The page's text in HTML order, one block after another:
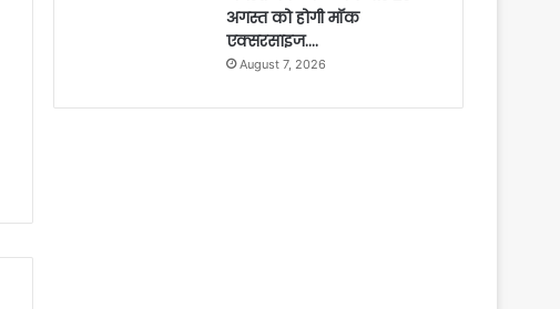
अगस्त को होगी मॉक
एक्सरसाइज….
August 7, 2026